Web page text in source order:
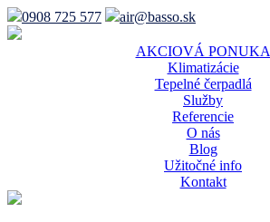
0908 725 577 air@basso.sk
AKCIOVÁ PONUKA
Klimatizácie
Tepelné čerpadlá
Služby
Referencie
O nás
Blog
Užitočné info
Kontakt